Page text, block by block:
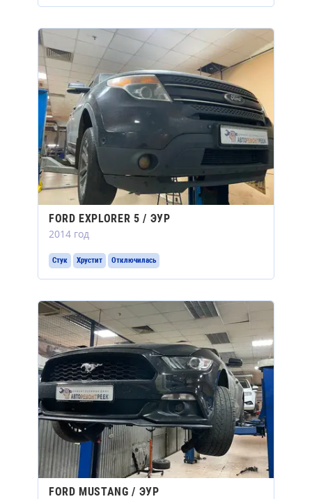
FORD EXPLORER 5 / ЭУР
2014 год
Стук Хрустит Отключилась
FORD MUSTANG / ЭУР